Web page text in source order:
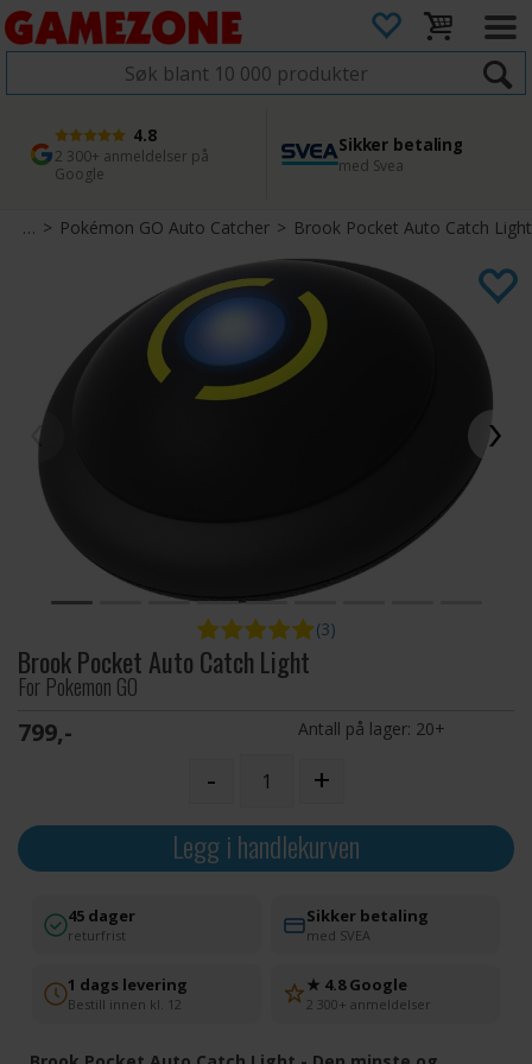
4.8
2 300+ anmeldelser på
Google
Sikker betaling
med Svea
1 dags levering
Bestill innen kl. 12
45 dager returfrist
Enkel retur
> Pokémon GO Auto Catcher> Brook Pocket Auto Catch Light
(3)
Brook Pocket Auto Catch Light
For Pokemon GO
799,- Antall på lager: 20+
- +
Legg i handlekurven
45 dager
returfrist
Sikker betaling
med SVEA
1 dags levering
Bestill innen kl. 12
★ 4.8 Google
2 300+ anmeldelser